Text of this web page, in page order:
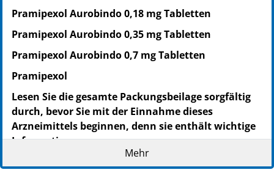
PPN: 110977981242
NTIN: 04150097798123
Pramipexol Aurobindo 0,18 mg Tabletten
Pramipexol Aurobindo 0,35 mg Tabletten
Pramipexol Aurobindo 0,7 mg Tabletten
Pramipexol
Lesen Sie die gesamte Packungsbeilage sorgfältig
durch, bevor Sie mit der Einnahme dieses
Arzneimittels beginnen, denn sie enthält wichtige
Informationen.
Heben Sie die Packungsbeilage auf. Vielleicht
möchten Sie diese später nochmals lesen.
Mehr